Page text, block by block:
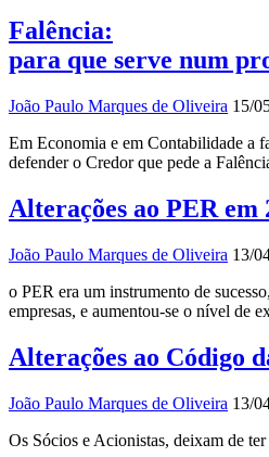
Falência:
para que serve num
João Paulo Marques de Oliveira 15/
Em Economia e em Contabilidade a
defender o Credor que pede a
Alterações ao PER em
João Paulo Marques de Oliveira 13/
o PER era um instrumento de
empresas, e aumentou-se o nível de
Alterações ao Código
João Paulo Marques de Oliveira 13/
Os Sócios e Acionistas, deixam de